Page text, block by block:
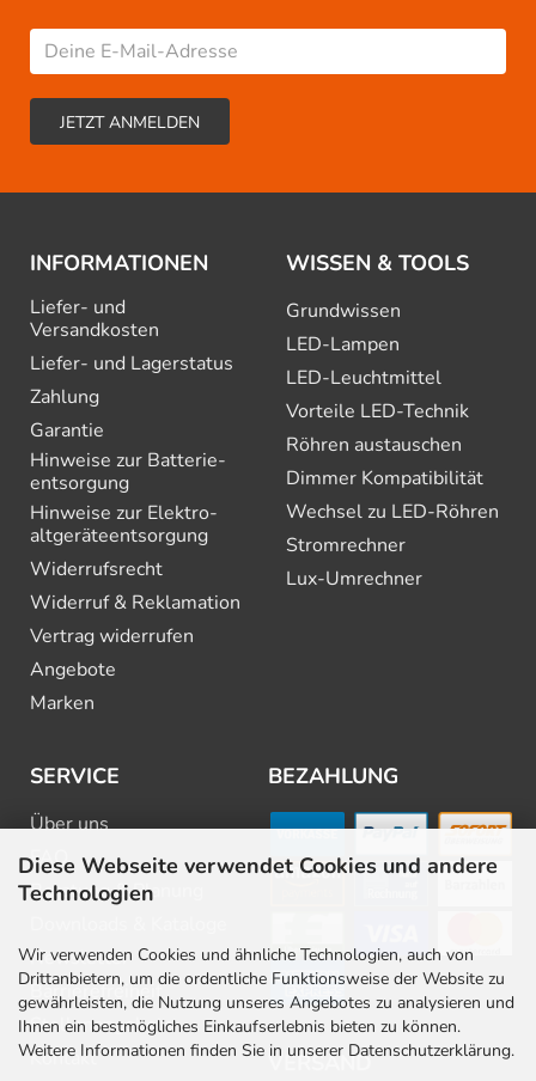
Diese Webseite verwendet Cookies und andere
Technologien
Wir verwenden Cookies und ähnliche Technologien, auch von
Drittanbietern, um die ordentliche Funktionsweise der Website zu
gewährleisten, die Nutzung unseres Angebotes zu analysieren und
Ihnen ein bestmögliches Einkaufserlebnis bieten zu können.
Weitere Informationen finden Sie in unserer Datenschutzerklärung.
INFORMATIONEN
Liefer- und
Versandkosten
Liefer- und Lagerstatus
Zahlung
Garantie
Hinweise zur Batterie­
entsorgung
Hinweise zur Elektro­
altgeräte­entsorgung
Widerrufsrecht
Widerruf & Reklamation
Vertrag widerrufen
Angebote
Marken
WISSEN & TOOLS
Grundwissen
LED-Lampen
LED-Leuchtmittel
Vorteile LED-Technik
Röhren austauschen
Dimmer Kompatibilität
Wechsel zu LED-Röhren
Stromrechner
Lux-Umrechner
SERVICE
Über uns
FAQ
Beratung & Planung
Newsletter
Barrierefreiheit
Stellenangebote
Kontakt
BEZAHLUNG
VERSAND